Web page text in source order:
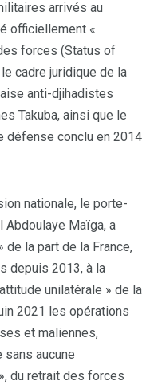
arrivés au
officiellement «
forces (Status of
cadre juridique de la
anti-djihadistes
Takuba, ainsi que le
défense conclu en 2014
nationale, le porte-
Abdoulaye Maïga, a
la part de la France,
depuis 2013, à la
unilatérale » de la
2021 les opérations
et maliennes,
sans aucune
du retrait des forces